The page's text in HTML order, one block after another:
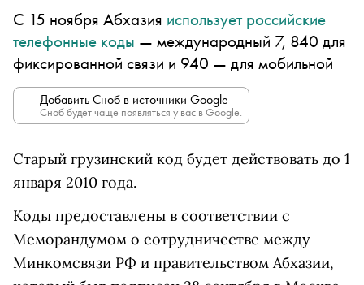
C 15 ноября Абхазия использует российские
телефонные коды — международный 7, 840 для
фиксированной связи и 940 — для мобильной
Добавить Сноб в источники Google
Сноб будет чаще появляться у вас в Google.
Старый грузинский код будет действовать до 1
января 2010 года.
Коды предоставлены в соответствии с
Меморандумом о сотрудничестве между
Минкомсвязи РФ и правительством Абхазии,